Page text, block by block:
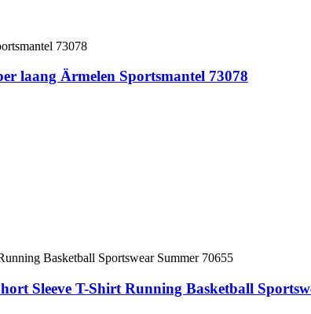
laang Ärmelen Sportsmantel 73078
Sleeve T-Shirt Running Basketball